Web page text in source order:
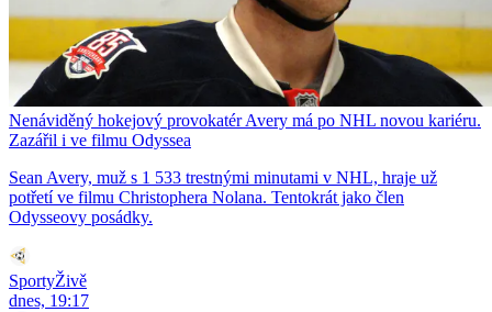
Nenáviděný hokejový provokatér Avery má po NHL novou kariéru.
Zazářil i ve filmu Odyssea
Sean Avery, muž s 1 533 trestnými minutami v NHL, hraje už
potřetí ve filmu Christophera Nolana. Tentokrát jako člen
Odysseovy posádky.
SportyŽivě
dnes, 19:17